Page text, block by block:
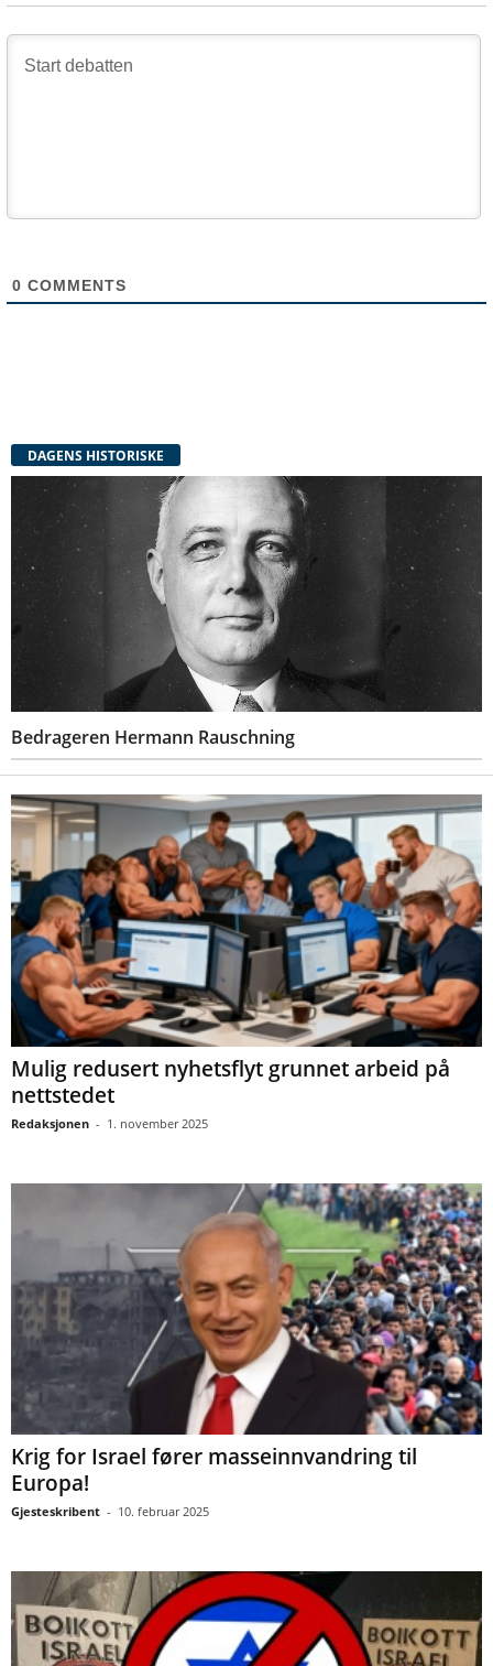
0 COMMENTS
DAGENS HISTORISKE
Bedrageren Hermann Rauschning
Mulig redusert nyhetsflyt grunnet arbeid på
nettstedet
Redaksjonen - 1. november 2025
Krig for Israel fører masseinnvandring til
Europa!
Gjesteskribent - 10. februar 2025